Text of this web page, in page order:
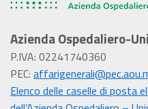
Azienda Ospedaliero-
P.IVA: 02241740360
PEC:
Elenco delle caselle di posta